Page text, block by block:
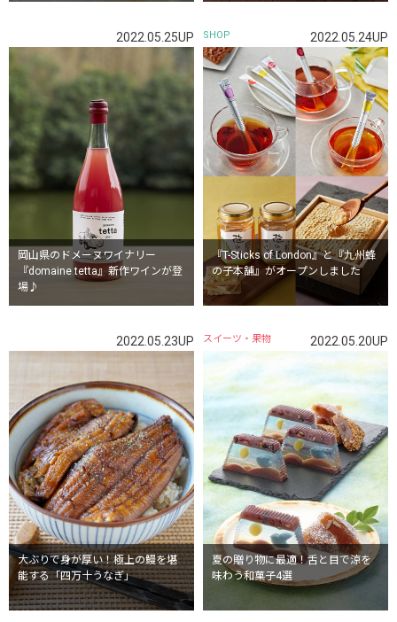
岡山県のドメーヌワイナリー
『domaine tetta』新作ワインが登
場♪
2022.05.25UP
『T-Sticks of London』と『九州蜂
の子本舗』がオープンしました
SHOP 2022.05.24UP
大ぶりで身が厚い！極上の鰻を堪
能する「四万十うなぎ」
2022.05.23UP
夏の贈り物に最適！舌と目で涼を
味わう和菓子4選
スイーツ・果物 2022.05.20UP